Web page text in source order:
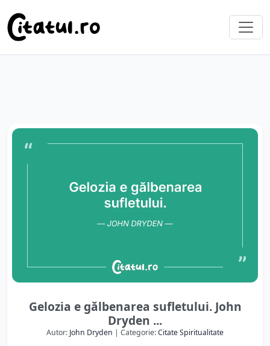
Gelozia e gălbenarea sufletului. John
Dryden ...
Autor: John Dryden | Categorie:Citate Spiritualitate